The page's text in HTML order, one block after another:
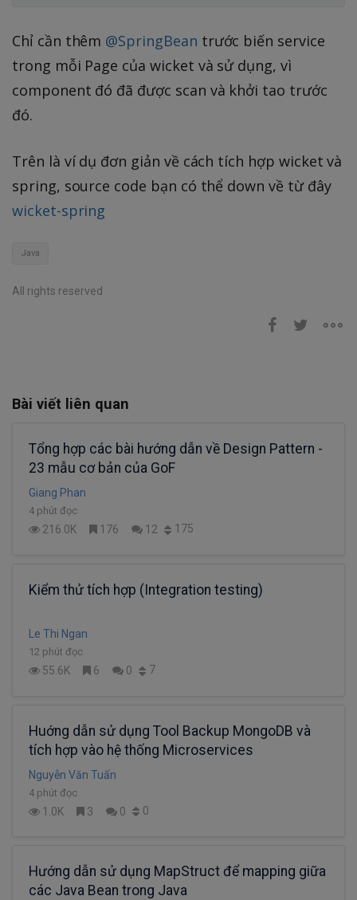
Chỉ cần thêm @SpringBean trước biến service
trong mỗi Page của wicket và sử dụng, vì
component đó đã được scan và khởi tao trước
đó.
Trên là ví dụ đơn giản về cách tích hợp wicket và
spring, source code bạn có thể down về từ đây
wicket-spring
Java
All rights reserved
Bài viết liên quan
Tổng hợp các bài hướng dẫn về Design Pattern -
23 mẫu cơ bản của GoF
Giang Phan
4 phút đọc
216.0K 176 12 175
Kiểm thử tích hợp (Integration testing)
Le Thi Ngan
12 phút đọc
55.6K 6 0 7
Huớng dẫn sử dụng Tool Backup MongoDB và
tích hợp vào hệ thống Microservices
Nguyễn Văn Tuấn
4 phút đọc
1.0K 3 0 0
Hướng dẫn sử dụng MapStruct để mapping giữa
các Java Bean trong Java